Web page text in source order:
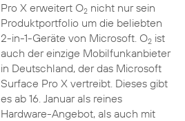
Pro X erweitert O2nicht nur sein
Produktportfolio um die beliebten
2-in-1-Geräte von Microsoft. O2ist
auch der einzige Mobilfunkanbieter
in Deutschland, der das Microsoft
Surface Pro X vertreibt. Dieses gibt
es ab 16. Januar als reines
Hardware-Angebot, als auch mit